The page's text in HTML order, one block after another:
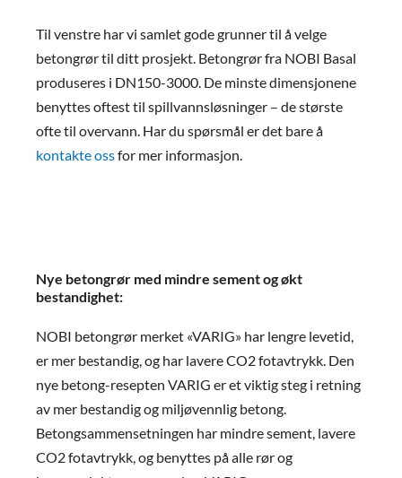
prosjekter med tung anleggstrafikk
eller store leggedyp er betong ett
Til venstre har vi samlet gode grunner til å velge
betongrør til ditt prosjekt. Betongrør fra NOBI Basal
produseres i DN150-3000. De minste dimensjonene
benyttes oftest til spillvannsløsninger – de største
ofte til overvann. Har du spørsmål er det bare å
kontakte ossfor mer informasjon.
Nye betongrør med mindre sement og økt
bestandighet:
NOBI betongrør merket «VARIG» har lengre levetid,
er mer bestandig, og har lavere CO2 fotavtrykk. Den
nye betong-resepten VARIG er et viktig steg i retning
av mer bestandig og miljøvennlig betong.
Betongsammensetningen har mindre sement, lavere
CO2 fotavtrykk, og benyttes på alle rør og